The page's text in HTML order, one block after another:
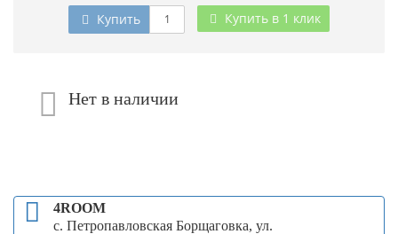
Купить Купить в 1 клик
Нет в наличии
4ROOM
с. Петропавловская Борщаговка, ул.